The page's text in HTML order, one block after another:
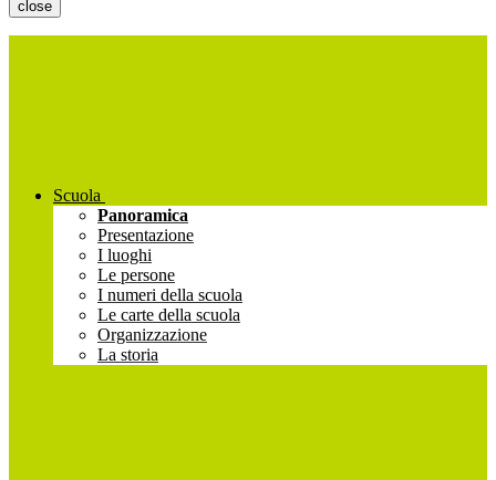
close
Scuola
Panoramica
Presentazione
I luoghi
Le persone
I numeri della scuola
Le carte della scuola
Organizzazione
La storia